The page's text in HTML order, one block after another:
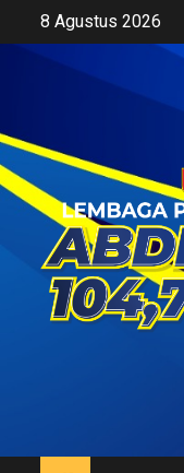
content
8 Agustus 2026